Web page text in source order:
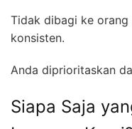
Tidak dibagi ke
konsisten.
Anda diprioritaskan
Siapa Saja